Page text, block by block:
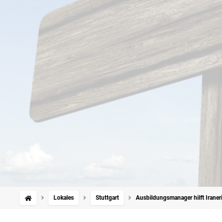
Lokales Stuttgart Ausbildungsmanager hilft